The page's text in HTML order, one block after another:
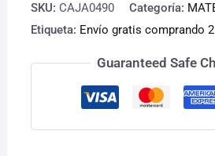
SKU: CAJA0490 Categoría:
Etiqueta: Envío gratis comprando
Guaranteed Safe